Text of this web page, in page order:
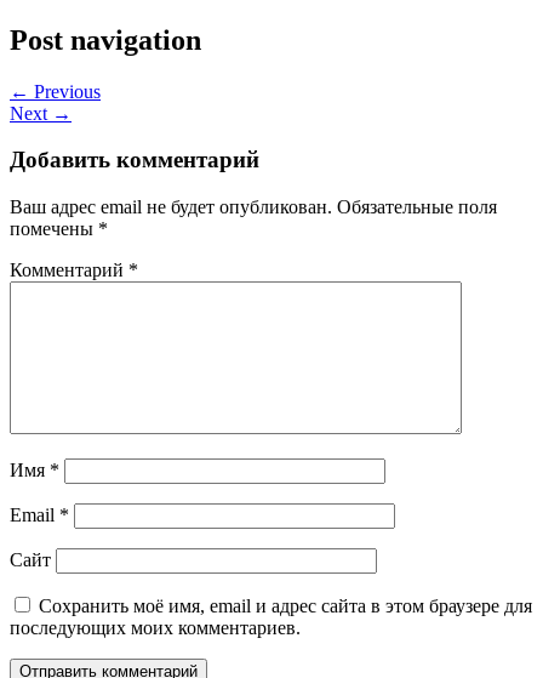
Post navigation
← Previous
Next →
Добавить комментарий
Ваш адрес email не будет опубликован. Обязательные поля
помечены *
Комментарий *
Имя *
Email *
Сайт
Сохранить моё имя, email и адрес сайта в этом браузере для
последующих моих комментариев.